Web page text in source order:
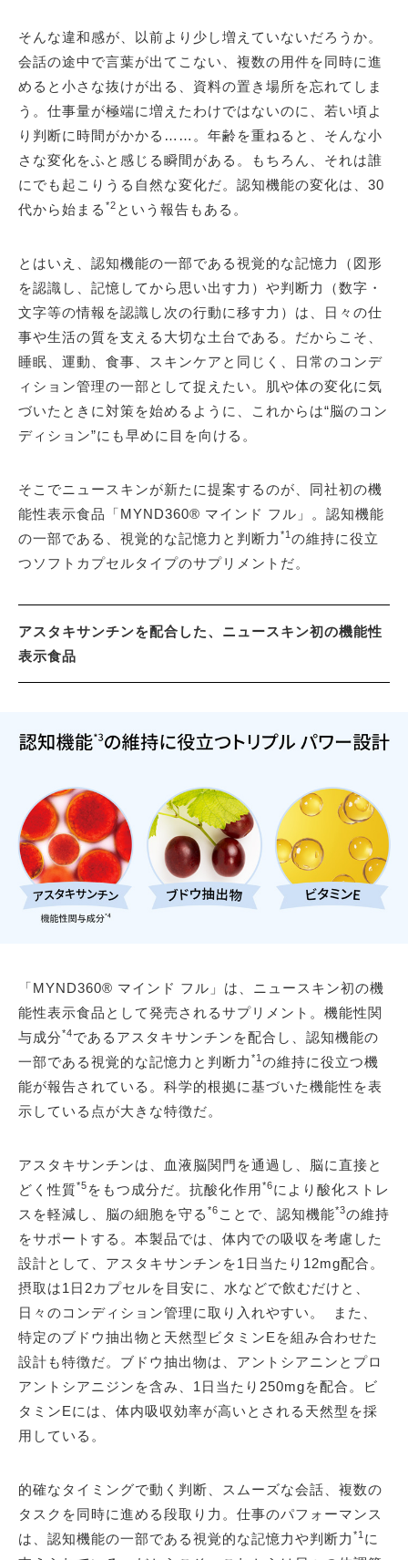
そんな違和感が、以前より少し増えていないだろうか。
会話の途中で言葉が出てこない、複数の用件を同時に進
めると小さな抜けが出る、資料の置き場所を忘れてしま
う。仕事量が極端に増えたわけではないのに、若い頃よ
り判断に時間がかかる……。年齢を重ねると、そんな小
さな変化をふと感じる瞬間がある。もちろん、それは誰
にでも起こりうる自然な変化だ。認知機能の変化は、30
代から始まる *2 という報告もある。
とはいえ、認知機能の一部である視覚的な記憶力（図形
を認識し、記憶してから思い出す力）や判断力（数字・
文字等の情報を認識し次の行動に移す力）は、日々の仕
事や生活の質を支える大切な土台である。だからこそ、
睡眠、運動、食事、スキンケアと同じく、日常のコンデ
ィション管理の一部として捉えたい。肌や体の変化に気
づいたときに対策を始めるように、これからは“脳のコン
ディション”にも早めに目を向ける。
そこでニュースキンが新たに提案するのが、同社初の機
能性表示食品「MYND360® マインド フル」。認知機能
の一部である、視覚的な記憶力と判断力 *1 の維持に役立
つソフトカプセルタイプのサプリメントだ。
アスタキサンチンを配合した、ニュースキン初の機能性
表示食品
「MYND360® マインド フル」は、ニュースキン初の機
能性表示食品として発売されるサプリメント。機能性関
与成分*4であるアスタキサンチンを配合し、認知機能の
一部である視覚的な記憶力と判断力 *1の維持に役立つ機
能が報告されている。科学的根拠に基づいた機能性を表
示している点が大きな特徴だ。
アスタキサンチンは、血液脳関門を通過し、脳に直接と
どく性質*5 をもつ成分だ。抗酸化作用*6により酸化ストレ
スを軽減し、脳の細胞を守る *6 ことで、認知機能*3の維持
をサポートする。本製品では、体内での吸収を考慮した
設計として、アスタキサンチンを1日当たり12mg配合。
摂取は1日2カプセルを目安に、水などで飲むだけと、
日々のコンディション管理に取り入れやすい。 また、
特定のブドウ抽出物と天然型ビタミンEを組み合わせた
設計も特徴だ。ブドウ抽出物は、アントシアニンとプロ
アントシアニジンを含み、1日当たり250mgを配合。ビ
タミンEには、体内吸収効率が高いとされる天然型を採
用している。
的確なタイミングで動く判断、スムーズな会話、複数の
タスクを同時に進める段取り力。仕事のパフォーマンス
は、認知機能の一部である視覚的な記憶力や判断力 *1に